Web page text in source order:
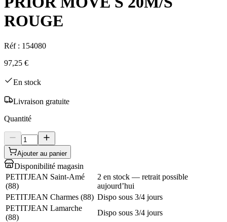
ROUGE
Réf : 154080
97,25 €
En stock
Livraison gratuite
Quantité
Ajouter au panier
Disponibilité magasin
PETITJEAN Saint-Amé
(88)
2 en stock — retrait possible
aujourd’hui
PETITJEAN Charmes (88) Dispo sous 3/4 jours
PETITJEAN Lamarche
(88)
Dispo sous 3/4 jours